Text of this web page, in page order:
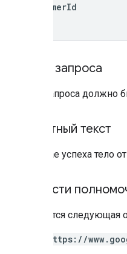
customerId
Текст запроса
Тело запроса должно
Ответный текст
В случае успеха тело
Области
Требуется следующая
https://